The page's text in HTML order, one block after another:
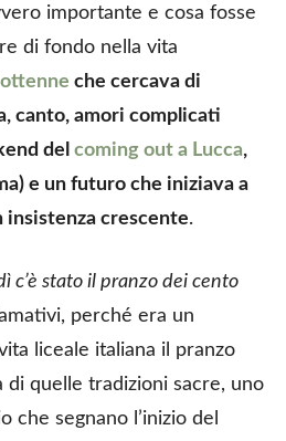
importante e cosa fosse
di fondo nella vita
che cercava di
canto, amori complicati
del coming out a Lucca,
e un futuro che iniziava a
insistenza crescente.
c’è stato il pranzo dei cento
perché era un
liceale italiana il pranzo
di quelle tradizioni sacre, uno
che segnano l’inizio del